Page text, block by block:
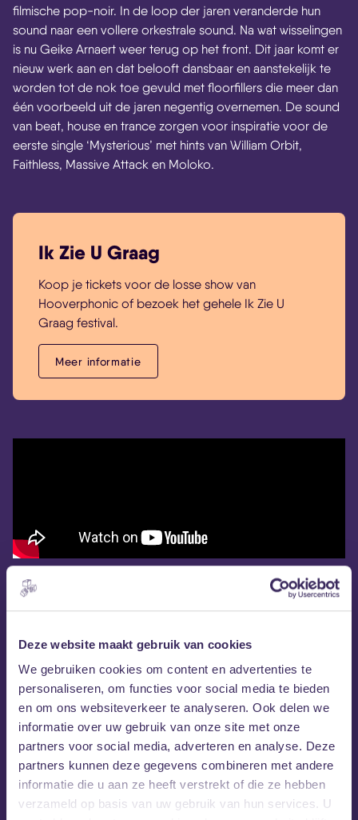
Deze website maakt gebruik van cookies
We gebruiken cookies om content en advertenties te
personaliseren, om functies voor social media te bieden
en om ons websiteverkeer te analyseren. Ook delen we
informatie over uw gebruik van onze site met onze
partners voor social media, adverteren en analyse. Deze
partners kunnen deze gegevens combineren met andere
informatie die u aan ze heeft verstrekt of die ze hebben
verzameld op basis van uw gebruik van hun services. U
filmische pop-noir. In de loop der jaren veranderde hun
sound naar een vollere orkestrale sound. Na wat wisselingen
is nu Geike Arnaert weer terug op het front. Dit jaar komt er
nieuw werk aan en dat belooft dansbaar en aanstekelijk te
worden tot de nok toe gevuld met floorfillers die meer dan
één voorbeeld uit de jaren negentig overnemen. De sound
van beat, house en trance zorgen voor inspiratie voor de
eerste single ‘Mysterious’ met hints van William Orbit,
Faithless, Massive Attack en Moloko.
Ik Zie U Graag
Koop je tickets voor de losse show van
Hooverphonic of bezoek het gehele Ik Zie U
Graag festival.
Meer informatie